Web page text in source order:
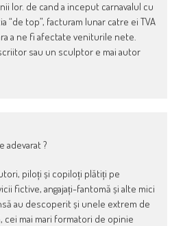
lor. de cand a inceput carnavalul cu
“de top”, facturam lunar catre ei TVA
a ne fi afectate veniturile nete.
sau un sculptor e mai autor
adevarat ?
piloți și copiloți plătiți pe
fictive, angajați-fantomă și alte mici
au descoperit și unele extrem de
cei mai mari formatori de opinie